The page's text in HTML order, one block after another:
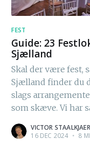
FEST
Guide: 23
Sjælland
Skal der være fest,
Sjælland finder du
slags
som skæve. Vi har
VICTOR STAALKJAER
16 DEC 2024 • 8